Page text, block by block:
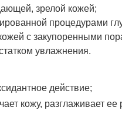
зрелой кожей;
процедурами
с закупоренными
увлажнения.
действие;
кожу, разглаживает ее